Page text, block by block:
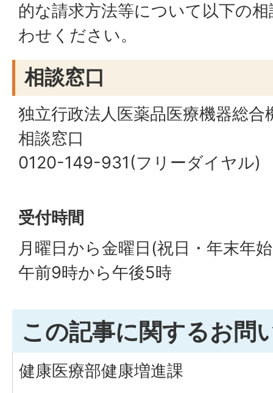
的な請求方法等について以下の
わせください。
相談窓口
独立行政法人医薬品医療機器総
相談窓口
0120-149-931(フリーダイヤル)
受付時間
月曜日から金曜日(祝日・年末年
午前9時から午後5時
この記事に関するお問
健康医療部健康増進課